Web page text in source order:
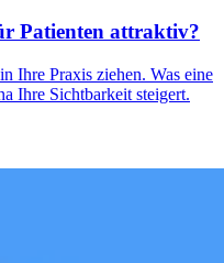
Patienten attraktiv?
Ihre Praxis ziehen. Was eine
Ihre Sichtbarkeit steigert.